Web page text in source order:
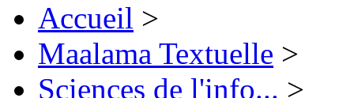
Accueil >
Maalama Textuelle >
Sciences de l'info... >